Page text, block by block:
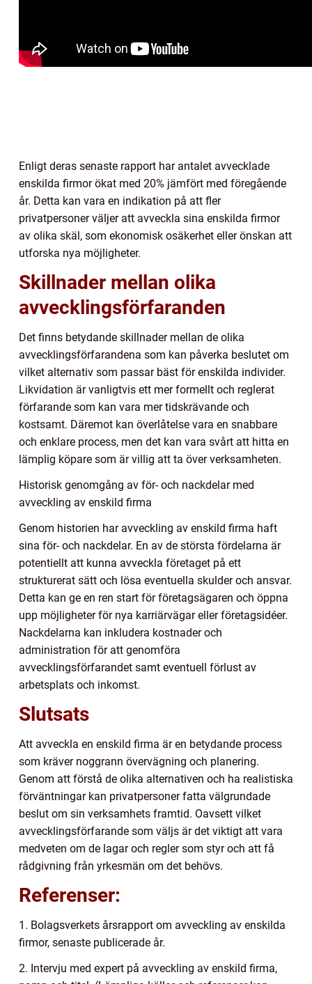
Enligt deras senaste rapport har antalet avvecklade
enskilda firmor ökat med 20% jämfört med föregående
år. Detta kan vara en indikation på att fler
privatpersoner väljer att avveckla sina enskilda firmor
av olika skäl, som ekonomisk osäkerhet eller önskan att
utforska nya möjligheter.
Skillnader mellan olika
avvecklingsförfaranden
Det finns betydande skillnader mellan de olika
avvecklingsförfarandena som kan påverka beslutet om
vilket alternativ som passar bäst för enskilda individer.
Likvidation är vanligtvis ett mer formellt och reglerat
förfarande som kan vara mer tidskrävande och
kostsamt. Däremot kan överlåtelse vara en snabbare
och enklare process, men det kan vara svårt att hitta en
lämplig köpare som är villig att ta över verksamheten.
Historisk genomgång av för- och nackdelar med
avveckling av enskild firma
Genom historien har avveckling av enskild firma haft
sina för- och nackdelar. En av de största fördelarna är
potentiellt att kunna avveckla företaget på ett
strukturerat sätt och lösa eventuella skulder och ansvar.
Detta kan ge en ren start för företagsägaren och öppna
upp möjligheter för nya karriärvägar eller företagsidéer.
Nackdelarna kan inkludera kostnader och
administration för att genomföra
avvecklingsförfarandet samt eventuell förlust av
arbetsplats och inkomst.
Slutsats
Att avveckla en enskild firma är en betydande process
som kräver noggrann övervägning och planering.
Genom att förstå de olika alternativen och ha realistiska
förväntningar kan privatpersoner fatta välgrundade
beslut om sin verksamhets framtid. Oavsett vilket
avvecklingsförfarande som väljs är det viktigt att vara
medveten om de lagar och regler som styr och att få
rådgivning från yrkesmän om det behövs.
Referenser:
1. Bolagsverkets årsrapport om avveckling av enskilda
firmor, senaste publicerade år.
2. Intervju med expert på avveckling av enskild firma,